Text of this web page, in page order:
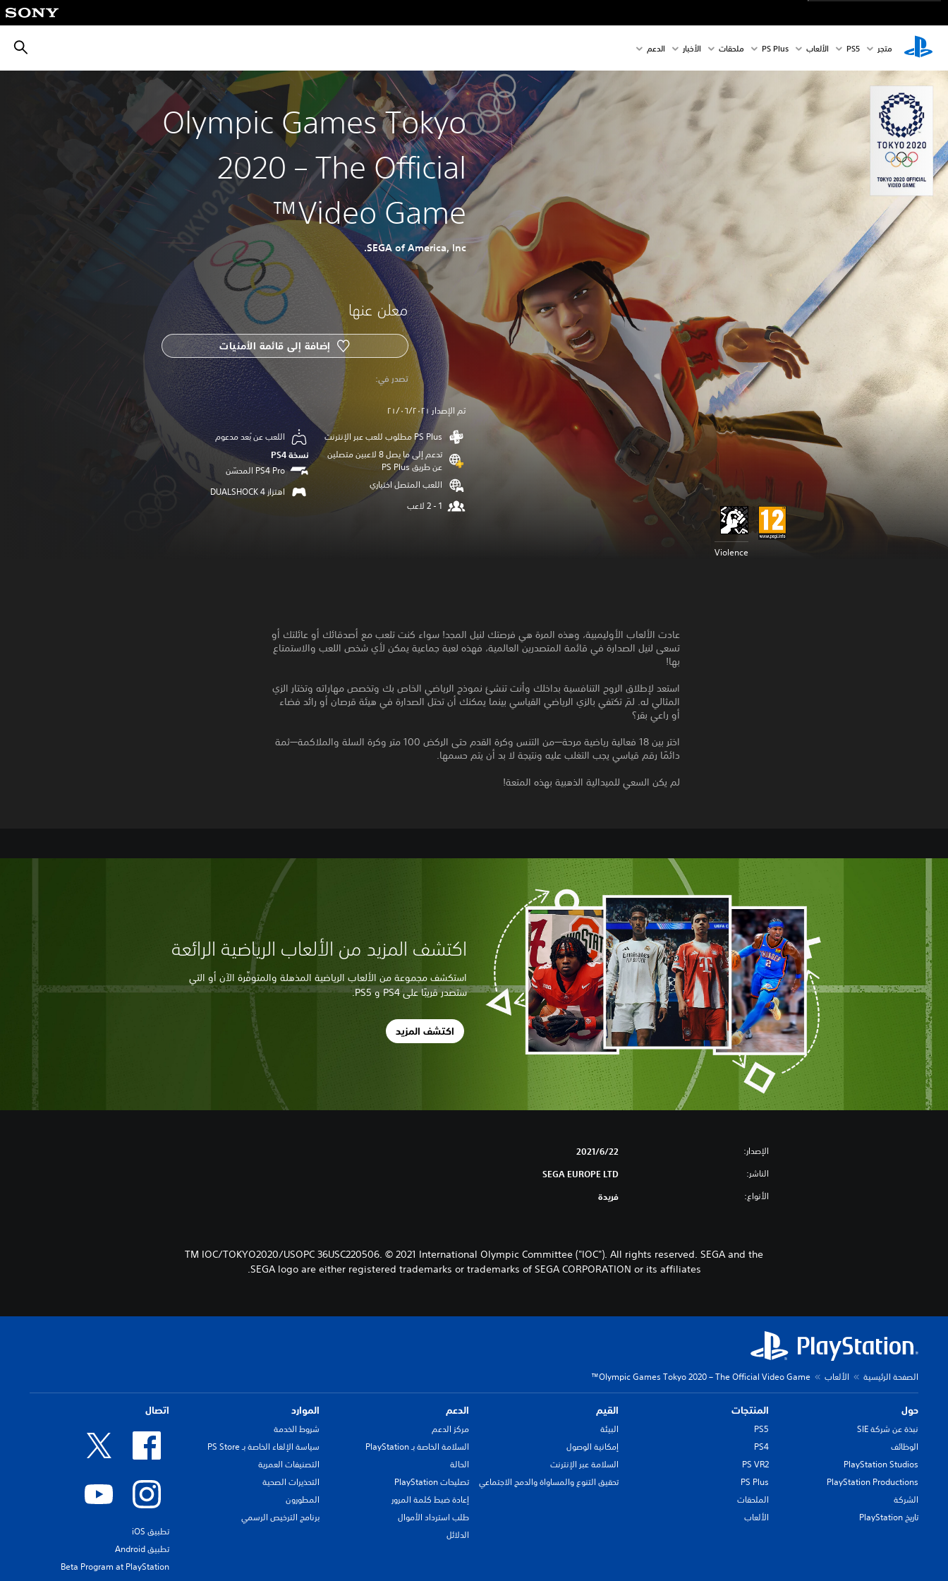
متجر PS5‏ الألعاب PS Plus ملحقات الأخبار الدعم
Olympic Games Tokyo
2020 – The Official
Video Game™
SEGA of America, Inc.
معلن عنها
إضافة إلى قائمة الأمنيات
‏تصدر في: ‏
تم الإصدار ٢١/٠٦/٢٠٢١
تدعم إلى ما يصل 8 لاعبين متصلين
عن طريق PS Plus‏
اللعب المتصل اختياري
اللعب عن بُعد مدعوم
نسخة PS4‏
‏PS4 Pro المحسّن
اهتزاز DUALSHOCK 4‏
Violence
عادت الألعاب الأوليمبية، وهذه المرة هي فرصتك لنيل المجد! سواء كنت تلعب مع أصدقائك أو عائلتك أو
تسعى لنيل الصدارة في قائمة المتصدرين العالمية، فهذه لعبة جماعية يمكن لأي شخص اللعب والاستمتاع
بها!
استعد لإطلاق الروح التنافسية بداخلك وأنت تنشئ نموذج الرياضي الخاص بك وتخصص مهاراته وتختار الزي
المثالي له. لمَ تكتفي بالزي الرياضي القياسي بينما يمكنك أن تحتل الصدارة في هيئة قرصان أو رائد فضاء
أو راعي بقر؟
اختر بين 18 فعالية رياضية مرحة—من التنس وكرة القدم حتى الركض 100 متر وكرة السلة والملاكمة—ثمة
دائمًا رقم قياسي يجب التغلب عليه ونتيجة لا بد أن يتم حسمها.
لم يكن السعي للميدالية الذهبية بهذه المتعة!
اكتشف المزيد من الألعاب الرياضية الرائعة
استكشف مجموعة من الألعاب الرياضية المذهلة والمتوفِّرة الآن أو التي
ستصدر قريبًا على PS4 و PS5.
اكتشف المزيد
الإصدار: 22‏/6‏/2021
الناشر: SEGA EUROPE LTD
الأنواع: فريدة
TM IOC/TOKYO2020/USOPC 36USC220506. © 2021 International Olympic Committee ("IOC"). All rights reserved. SEGA and the
SEGA logo are either registered trademarks or trademarks of SEGA CORPORATION or its affiliates.
الصفحة الرئيسية الألعاب Olympic Games Tokyo 2020 – The Official Video Game™
حول
نبذة عن شركة SIE
الوظائف
PlayStation Studios
PlayStation Productions
الشركة
تاريخ PlayStation
المنتجات
PS5
PS4
PS VR2
PS Plus
الملحقات
الألعاب
القيم
البيئة
إمكانية الوصول
السلامة عبر الإنترنت
تحقيق التنوع والمساواة والدمج الاجتماعي
الدعم
مركز الدعم
السلامة الخاصة بـ PlayStation
الحالة
تصليحات PlayStation
إعادة ضبط كلمة المرور
طلب استرداد الأموال
الدلائل
الموارد
شروط الخدمة
سياسة الإلغاء الخاصة بـ PS Store
التصنيفات العمرية
التحذيرات الصحية
المطورون
برنامج الترخيص الرسمي
اتصال
تطبيق iOS
تطبيق Android
Beta Program at PlayStation